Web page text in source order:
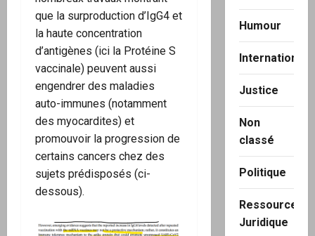
que la surproduction d’IgG4 et
la haute concentration
d’antigènes (ici la Protéine S
vaccinale) peuvent aussi
engendrer des maladies
auto-immunes (notamment
des myocardites) et
promouvoir la progression de
certains cancers chez des
sujets prédisposés (ci-
dessous).
Humour
International
Justice
Non
classé
Politique
Ressource
Juridique